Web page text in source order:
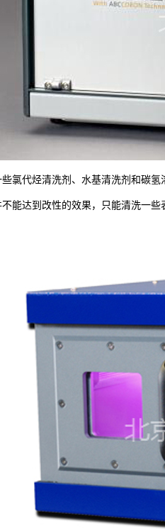
氯代烃清洗剂、水基清洗剂和碳
能达到改性的效果，只能清洗一